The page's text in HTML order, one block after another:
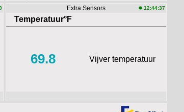
Extra Sensors 12:44:37
Temperatuur°F
69.8 Vijver temperatuur